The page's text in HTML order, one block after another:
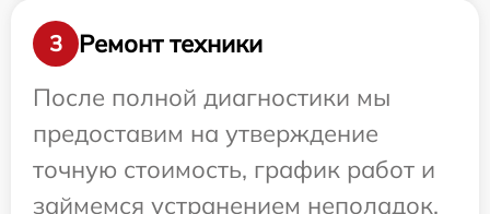
3
Ремонт техники
После полной диагностики мы
предоставим на утверждение
точную стоимость, график работ и
займемся устранением неполадок.